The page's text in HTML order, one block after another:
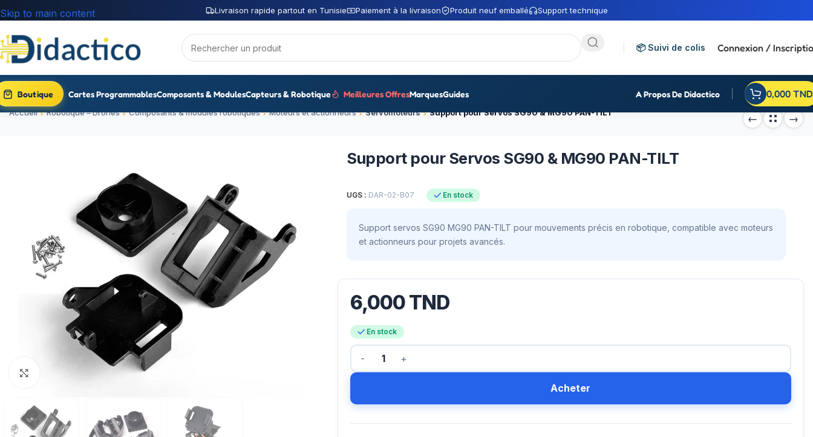
Livraison rapide partout en Tunisie Paiement à la livraison Produit neuf emballé Support technique
Skip to main content
📦 Suivi de colis Connexion /
Boutique Cartes ProgrammablesComposants & ModulesCapteurs & Robotique Meilleures OffresMarquesGuides A Propos De Didactico 0,000 TND
Accueil Robotique – Drones Composants & modules robotiques Moteurs et actionneurs Servomoteurs Support pour Servos SG90 & MG90 PAN-TILT
Click to enlarge
Support pour Servos SG90 & MG90 PAN-TILT
UGS : DAR-02-B07 En stock
Support servos SG90 MG90 PAN-TILT pour mouvements précis en robotique, compatible avec moteurs
et actionneurs pour projets avancés.
6,000TND
En stock
Acheter